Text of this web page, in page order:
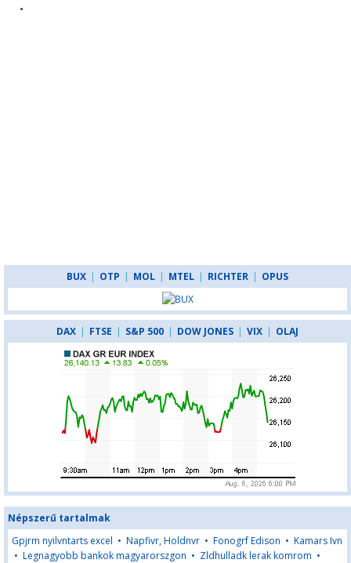
•
BUX | OTP | MOL | MTEL | RICHTER | OPUS
DAX | FTSE | S&P 500 | DOW JONES | VIX | OLAJ
Népszerű tartalmak
Gpjrm nyilvntarts excel • Napfivr, Holdnvr • Fonogrf Edison • Kamars Ivn
• Legnagyobb bankok magyarorszgon • Zldhulladk lerak komrom •